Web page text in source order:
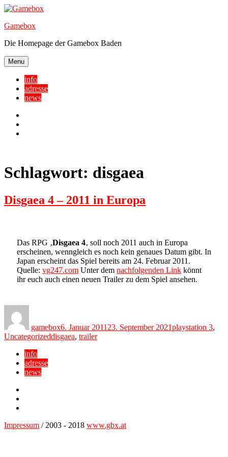
Skip
content
Gamebox
Die Homepage der Gamebox Baden
Menu
info
adresse
news
Schlagwort: disgaea
Disgaea 4 – 2011 in Europa
Das RPG ‚Disgaea 4‚ soll noch 2011 auch in Europa
erscheinen, wenngleich es noch kein genaues Datum gibt. In
Japan erscheint das Spiel bereits am 24. Februar 2011.
Quelle: vg247.com Unter dem nachfolgenden Link könnt
ihr euch auch einen neuen Trailer zu dem Spiel ansehen.
gamebox6. Januar 2011 23. September 2021playstation 3,
UncategorizedTags
disgaea, trailer
info
adresse
news
Impressum / 2003 - 2018 www.gbx.at